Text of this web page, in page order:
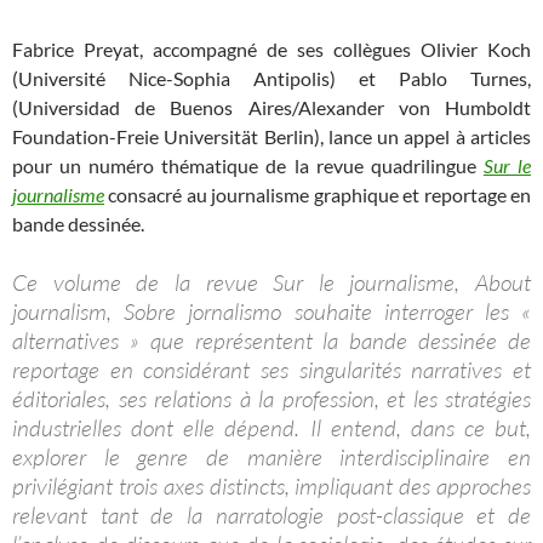
Fabrice Preyat, accompagné de ses collègues Olivier Koch
(Université Nice-Sophia Antipolis) et Pablo Turnes,
(Universidad de Buenos Aires/Alexander von Humboldt
Foundation-Freie Universität Berlin), lance un appel à articles
pour un numéro thématique de la revue quadrilingue Sur le
journalismeconsacré au journalisme graphique et reportage en
bande dessinée.
Ce volume de la revue Sur le journalisme, About
journalism, Sobre jornalismo souhaite interroger les «
alternatives » que représentent la bande dessinée de
reportage en considérant ses singularités narratives et
éditoriales, ses relations à la profession, et les stratégies
industrielles dont elle dépend. Il entend, dans ce but,
explorer le genre de manière interdisciplinaire en
privilégiant trois axes distincts, impliquant des approches
relevant tant de la narratologie post-classique et de